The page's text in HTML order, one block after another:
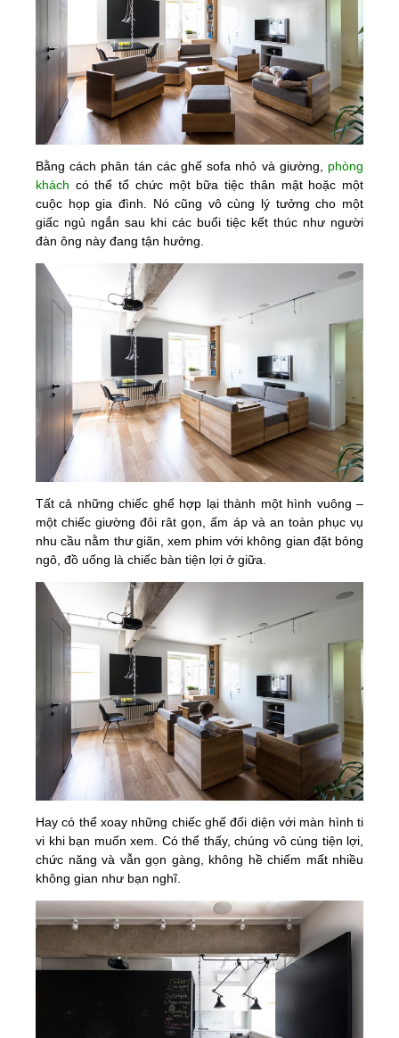
Bằng cách phân tán các ghế sofa nhỏ và giường, phòng
khách có thể tổ chức một bữa tiệc thân mật hoặc một
cuộc họp gia đình. Nó cũng vô cùng lý tưởng cho một
giấc ngủ ngắn sau khi các buổi tiệc kết thúc như người
đàn ông này đang tận hưởng.
Tất cả những chiếc ghế hợp lại thành một hình vuông –
một chiếc giường đôi rât gọn, ấm áp và an toàn phục vụ
nhu cầu nằm thư giãn, xem phim với không gian đặt bỏng
ngô, đồ uống là chiếc bàn tiện lợi ở giữa.
Hay có thể xoay những chiếc ghế đối diện với màn hình ti
vi khi bạn muốn xem. Có thể thấy, chúng vô cùng tiện lợi,
chức năng và vẫn gọn gàng, không hề chiếm mất nhiều
không gian như bạn nghĩ.